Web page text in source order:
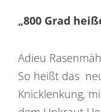
„800 Grad
Adieu
So heißt das
Knicklenkung,